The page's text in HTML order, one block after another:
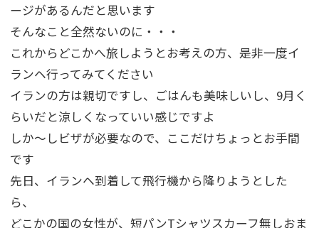
ージがあるんだと思います
そんなこと全然ないのに・・・
これからどこかへ旅しようとお考えの方、是非一度イ
ランヘ行ってみてください
イランの方は親切ですし、ごはんも美味しいし、9月く
らいだと涼しくなっていい感じですよ
しか～しビザが必要なので、ここだけちょっとお手間
です
先日、イランヘ到着して飛行機から降りようとした
ら、
どこかの国の女性が、短パンTシャツスカーフ無しおま